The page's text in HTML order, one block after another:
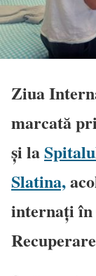
Ziua
marcată
și la
Slatina,
internați